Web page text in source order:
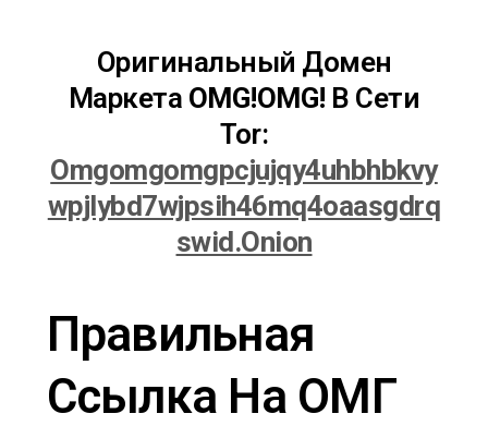
Оригинальный Домен
Маркета OMG!OMG! В Сети
Tor:
Omgomgomgpcjujqy4uhbhbkvy
Wpjlybd7wjpsih46mq4oaasgdrq
Swid.onion
Правильная
Ссылка На ОМГ